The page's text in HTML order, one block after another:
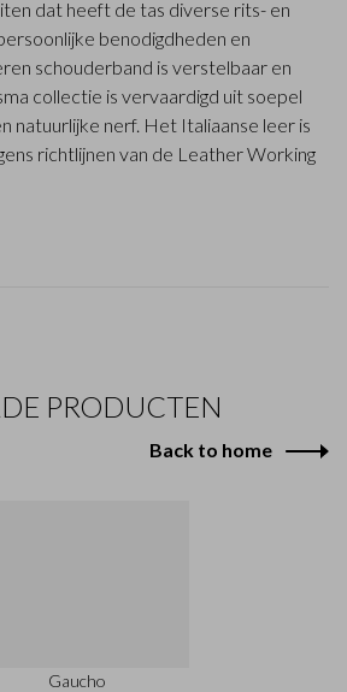
dat heeft de tas diverse rits- en
benodigdheden en
schouderband is verstelbaar en
collectie is vervaardigd uit soepel
natuurlijke nerf. Het Italiaanse leer is
richtlijnen van de Leather Working
PRODUCTEN
Back to home
Gaucho